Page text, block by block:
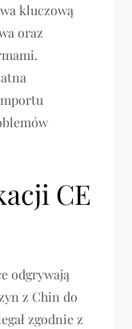
kluczową
oraz
CE
odgrywają
z Chin do
zgodnie z